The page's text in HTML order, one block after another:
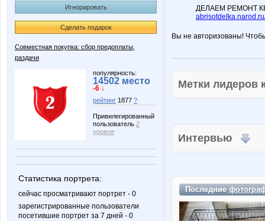
Игнорировать
Сделать подарок
Совместная покупка: сбор предоплаты,
раздачи
популярность:
14502 место
-6 ↓
рейтинг 1877 ?
Привилегированный
пользователь 2
уровня
Статистика портрета:
сейчас просматривают портрет - 0
зарегистрированные пользователи
посетившие портрет за 7 дней - 0
ДЕЛАЕМ РЕМОНТ
Вы не авторизованы!
Метки
Интервью
Последние